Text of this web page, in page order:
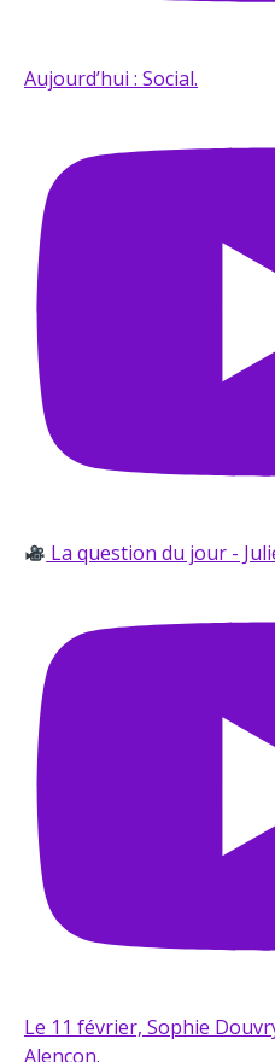
Aujourd’hui : Social.
La question du jour -
Le 11 février, Sophie
Alençon.